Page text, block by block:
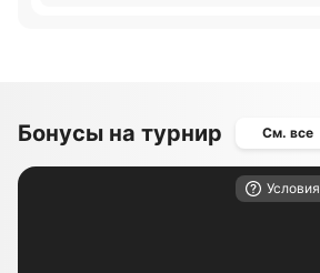
Бонусы на турнир См. все
Условия